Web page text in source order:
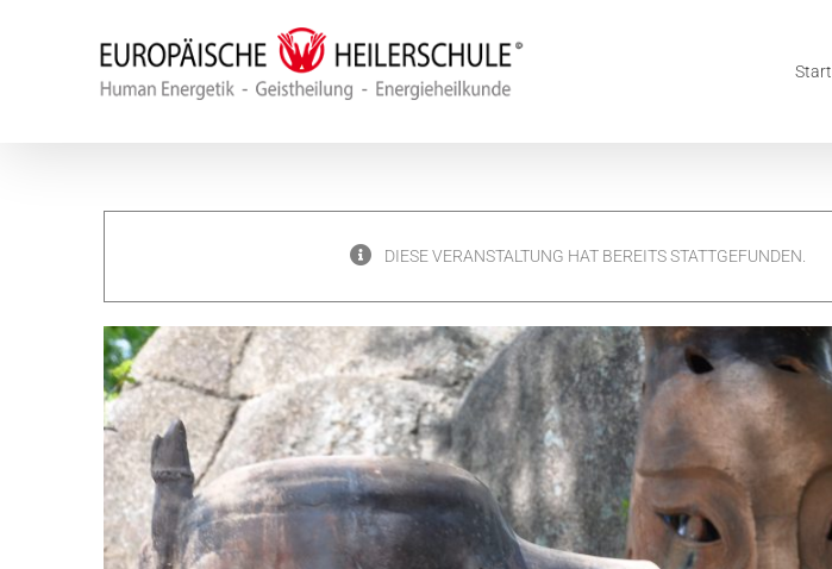
Start
DIESE VERANSTALTUNG HAT BEREITS STATTGEFUNDEN.